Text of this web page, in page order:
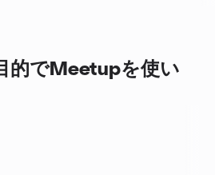
的でMeetupを使い